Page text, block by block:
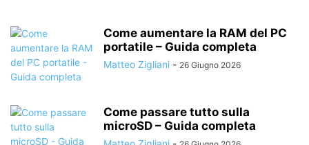
Come aumentare la RAM del PC
portatile – Guida completa
Matteo Zigliani - 26 Giugno 2026
Come passare tutto sulla
microSD – Guida completa